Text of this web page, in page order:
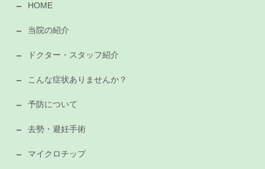
HOME
当院の紹介
ドクター・スタッフ紹介
こんな症状ありませんか？
予防について
去勢・避妊手術
マイクロチップ